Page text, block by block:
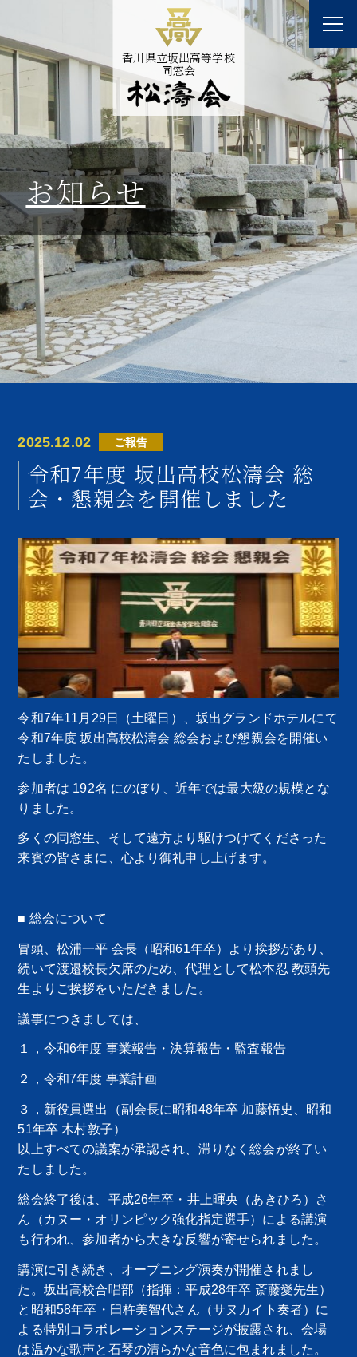
香川県立坂出高等学校
同窓会
お知らせ
2025.12.02 ご報告
令和7年度 坂出高校松濤会 総
会・懇親会を開催しました
令和7年11月29日（土曜日）、坂出グランドホテルにて
令和7年度 坂出高校松濤会 総会および懇親会を開催い
たしました。
参加者は 192名 にのぼり、近年では最大級の規模とな
りました。
多くの同窓生、そして遠方より駆けつけてくださった
来賓の皆さまに、心より御礼申し上げます。
■ 総会について
冒頭、松浦一平 会長（昭和61年卒）より挨拶があり、
続いて渡邉校長欠席のため、代理として松本忍 教頭先
生よりご挨拶をいただきました。
議事につきましては、
１，令和6年度 事業報告・決算報告・監査報告
２，令和7年度 事業計画
３，新役員選出（副会長に昭和48年卒 加藤悟史、昭和
51年卒 木村敦子）
以上すべての議案が承認され、滞りなく総会が終了い
たしました。
総会終了後は、平成26年卒・井上暉央（あきひろ）さ
ん（カヌー・オリンピック強化指定選手）による講演
も行われ、参加者から大きな反響が寄せられました。
講演に引き続き、オープニング演奏が開催されまし
た。坂出高校合唱部（指揮：平成28年卒 斎藤愛先生）
と昭和58年卒・臼杵美智代さん（サヌカイト奏者）に
よる特別コラボレーションステージが披露され、会場
は温かな歌声と石琴の清らかな音色に包まれました。